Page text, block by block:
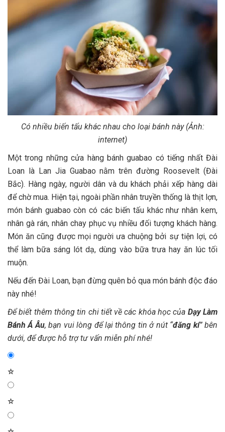
Có nhiều biến tấu khác nhau cho loại bánh này (Ảnh:
internet)
Một trong những cửa hàng bánh guabao có tiếng nhất Đài
Loan là Lan Jia Guabao nằm trên đường Roosevelt (Đài
Bắc). Hàng ngày, người dân và du khách phải xếp hàng dài
để chờ mua. Hiện tại, ngoài phần nhân truyền thống là thịt lợn,
món bánh guabao còn có các biến tấu khác như nhân kem,
nhân gà rán, nhân chay phục vụ nhiều đối tượng khách hàng.
Món ăn cũng được mọi người ưa chuộng bởi sự tiện lợi, có
thể làm bữa sáng lót dạ, dùng vào bữa trưa hay ăn lúc tối
muộn.
Nếu đến Đài Loan, bạn đừng quên bỏ qua món bánh độc đáo
này nhé!
Để biết thêm thông tin chi tiết về các khóa học của Dạy Làm
Bánh Á Âu, bạn vui lòng để lại thông tin ở nút “đăng kí” bên
dưới, để được hỗ trợ tư vấn miễn phí nhé!
☆
☆